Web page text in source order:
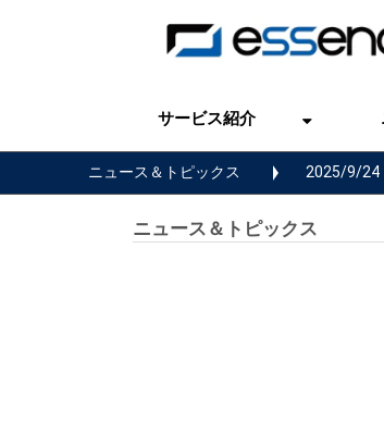
サービス紹介
ニュース＆トピックス 2025/9/24
ニュース＆トピックス